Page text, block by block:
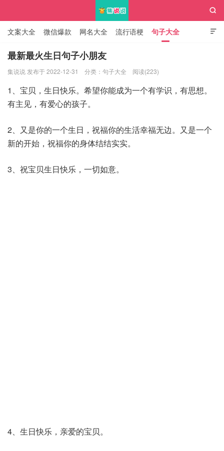

文案大全 微信爆款 网名大全 流行语梗 句子大全
知识大全

最新最火生日句子小朋友
集说说 发布于 2022-12-31 分类： 句子大全 阅读(223)
1、宝贝，生日快乐。希望你能成为一个有学识，有思想。
有主见，有爱心的孩子。
2、又是你的一个生日，祝福你的生活幸福无边。又是一个
新的开始，祝福你的身体结结实实。
3、祝宝贝生日快乐，一切如意。
4、生日快乐，亲爱的宝贝。